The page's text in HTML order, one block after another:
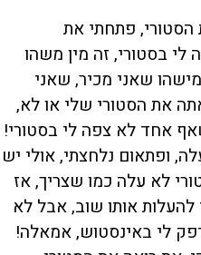
פתחתי את
לי בסטורי, זה מין משהו
שאני מכיר, שאני
את הסטורי שלי או לא,
אחד לא צפה לי בסטורי!
ופתאום נלחצתי, אולי יש
לא עלה כמו שצריך, אז
להעלות אותו שוב, אבל לא
לי באינסטוש, אמאלה!